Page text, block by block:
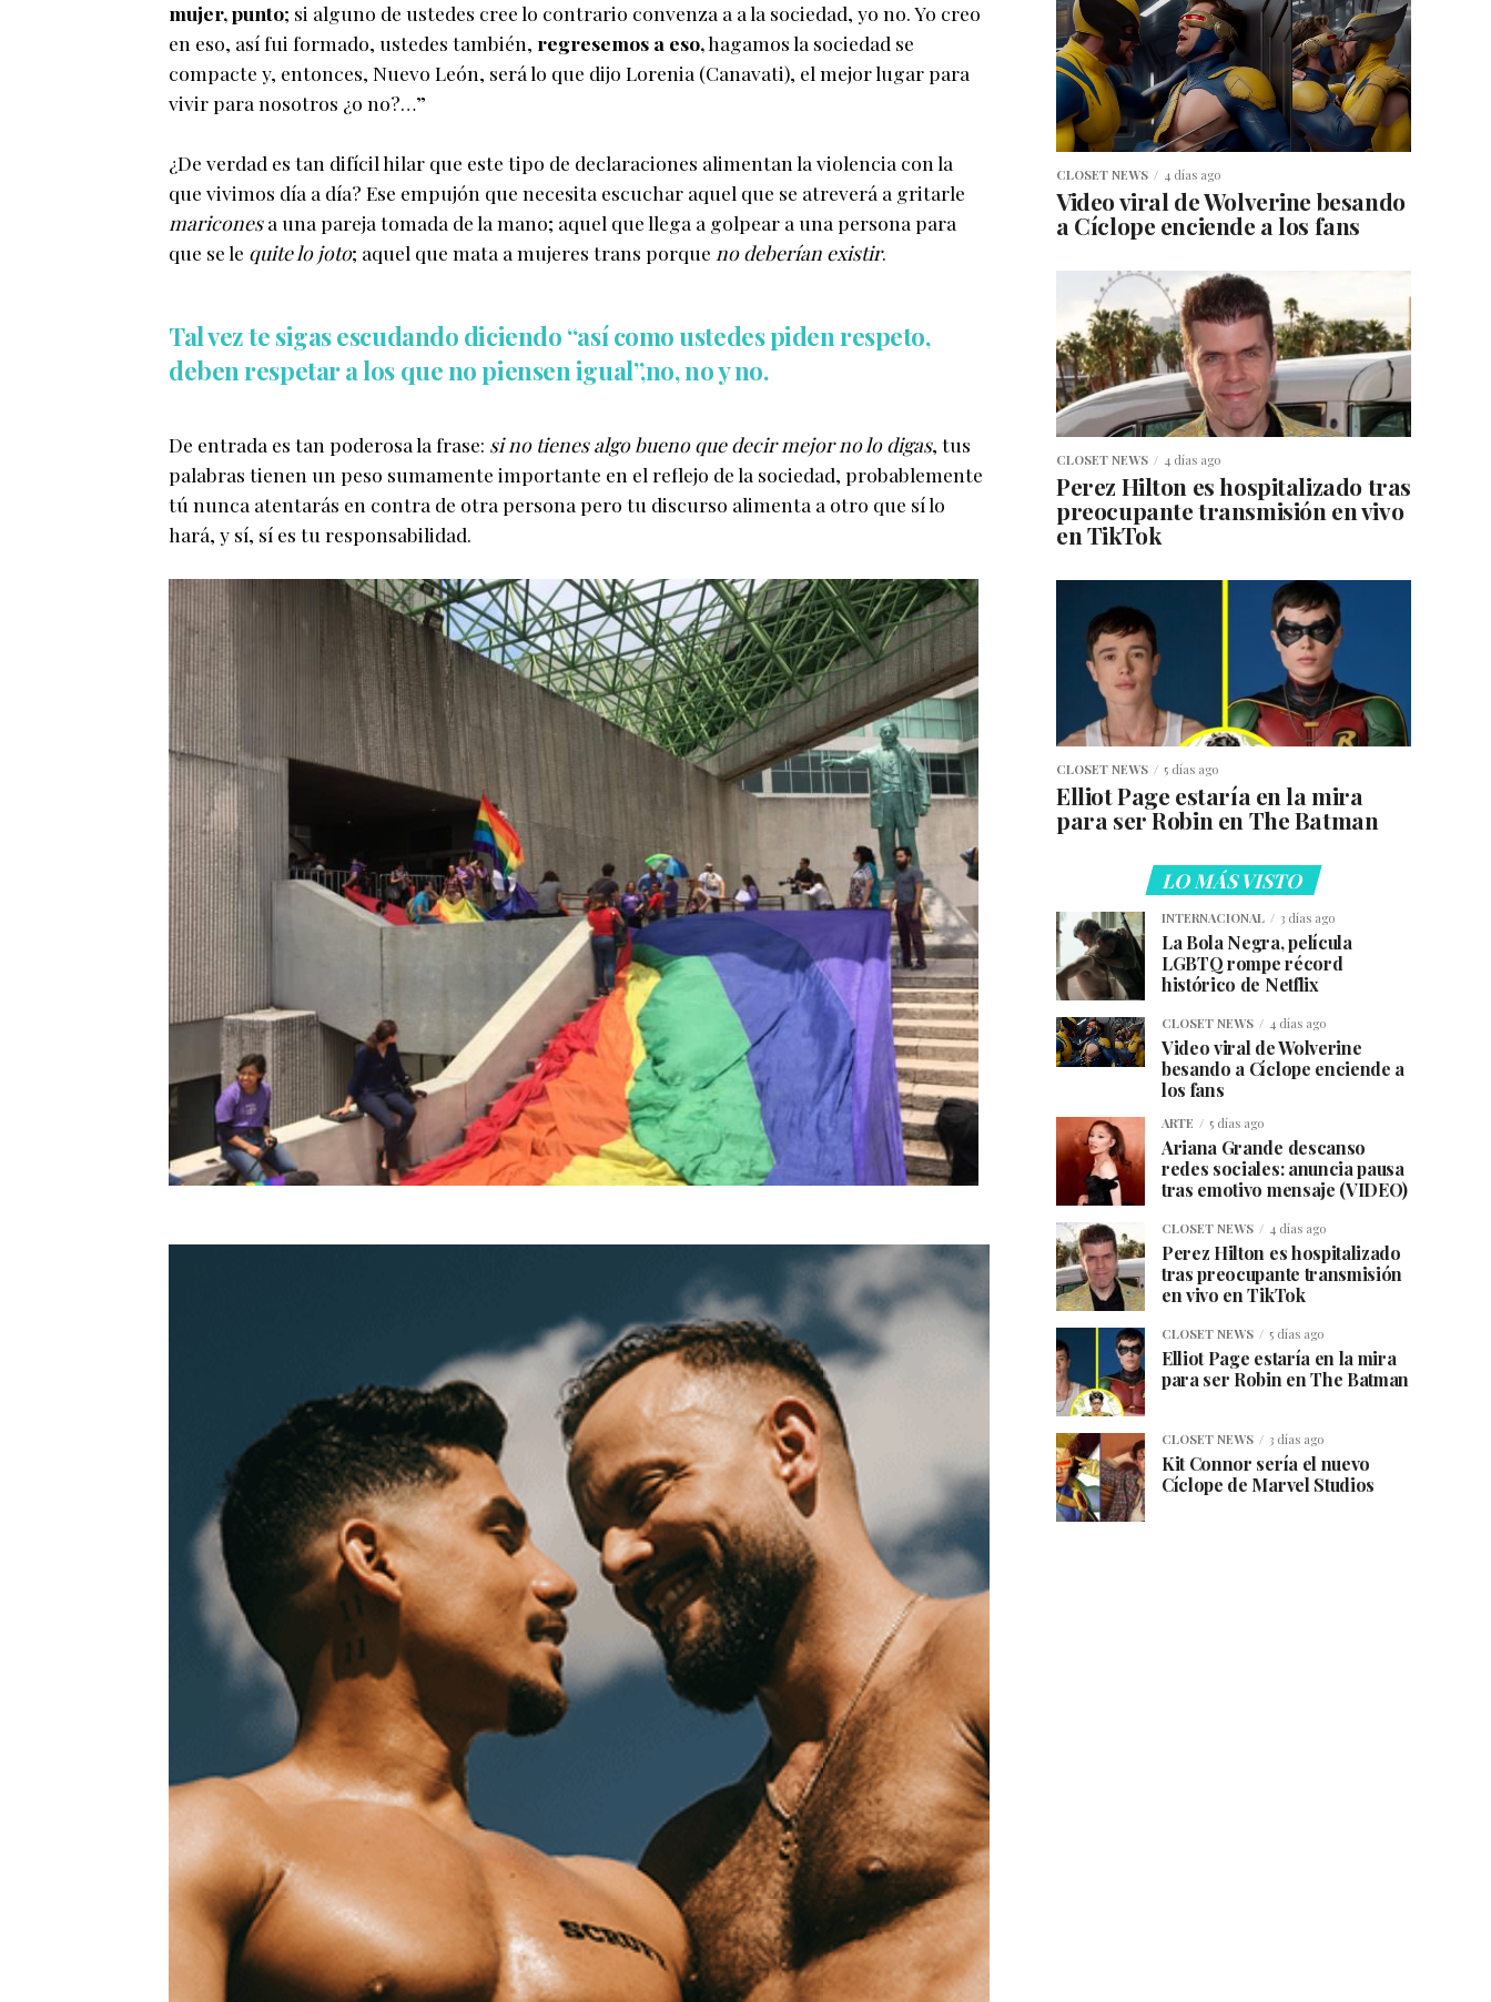
mujer, punto; si alguno de ustedes cree lo contrario convenza a a la sociedad, yo no. Yo creo
en eso, así fui formado, ustedes también, regresemos a eso,hagamos la sociedad se
compacte y, entonces, Nuevo León, será lo que dijo Lorenia (Canavati), el mejor lugar para
vivir para nosotros ¿o no?…”
¿De verdad es tan difícil hilar que este tipo de declaraciones alimentan la violencia con la
que vivimos día a día? Ese empujón que necesita escuchar aquel que se atreverá a gritarle
mariconesa una pareja tomada de la mano; aquel que llega a golpear a una persona para
que se le quite lo joto; aquel que mata a mujeres trans porque no deberían existir.
Tal vez te sigas escudando diciendo “así como ustedes piden respeto,
deben respetar a los que no piensen igual”,no, no y no.
De entrada es tan poderosa la frase: si no tienes algo bueno que decir mejor no lo digas, tus
palabras tienen un peso sumamente importante en el reflejo de la sociedad, probablemente
tú nunca atentarás en contra de otra persona pero tu discurso alimenta a otro que sí lo
hará, y sí, sí es tu responsabilidad.
CLOSET NEWS 4 días ago
Video viral de Wolverine besando
a Cíclope enciende a los fans
CLOSET NEWS 4 días ago
Perez Hilton es hospitalizado tras
preocupante transmisión en vivo
en TikTok
CLOSET NEWS 5 días ago
Elliot Page estaría en la mira
para ser Robin en The Batman
LO MÁS VISTO
INTERNACIONAL 3 días ago
La Bola Negra, película
LGBTQ rompe récord
histórico de Netflix
CLOSET NEWS 4 días ago
Video viral de Wolverine
besando a Cíclope enciende a
los fans
ARTE 5 días ago
Ariana Grande descanso
redes sociales: anuncia pausa
tras emotivo mensaje (VIDEO)
CLOSET NEWS 4 días ago
Perez Hilton es hospitalizado
tras preocupante transmisión
en vivo en TikTok
CLOSET NEWS 5 días ago
Elliot Page estaría en la mira
para ser Robin en The Batman
CLOSET NEWS 3 días ago
Kit Connor sería el nuevo
Cíclope de Marvel Studios